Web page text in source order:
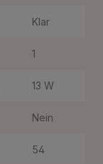
Klar
1
13 W
Nein
54